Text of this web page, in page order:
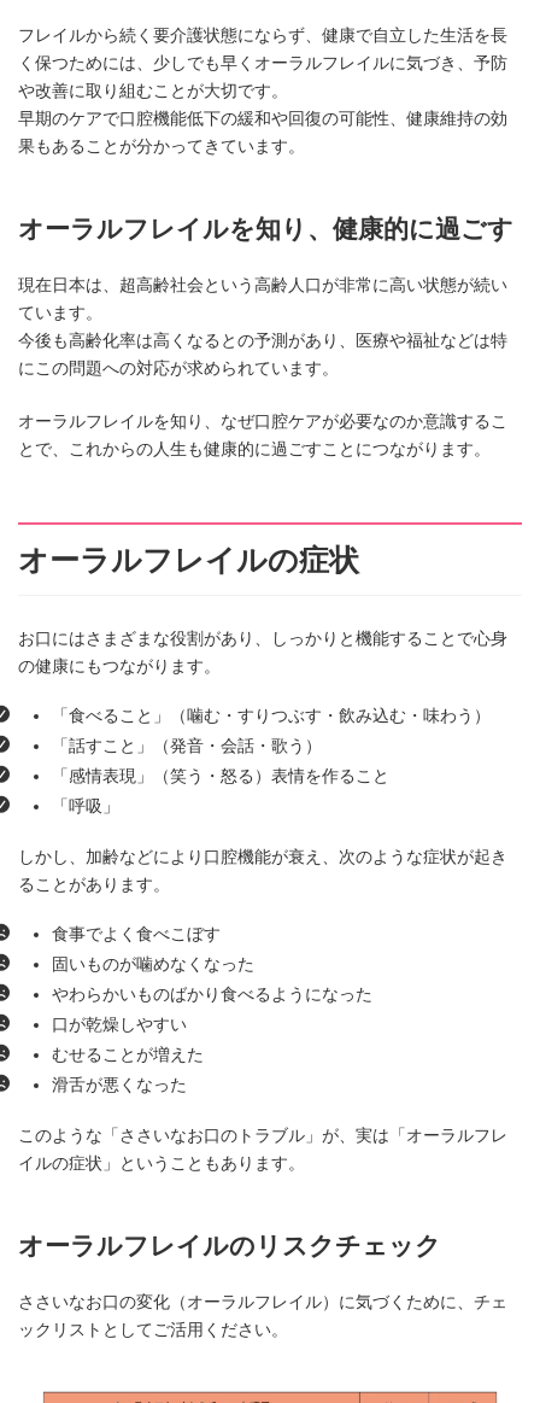
フレイルから続く要介護状態にならず、健康で自立した生活を長
く保つためには、少しでも早くオーラルフレイルに気づき、予防
や改善に取り組むことが大切です。
早期のケアで口腔機能低下の緩和や回復の可能性、健康維持の効
果もあることが分かってきています。
オーラルフレイルを知り、健康的に過ごす
現在日本は、超高齢社会という高齢人口が非常に高い状態が続い
ています。
今後も高齢化率は高くなるとの予測があり、医療や福祉などは特
にこの問題への対応が求められています。
オーラルフレイルを知り、なぜ口腔ケアが必要なのか意識するこ
とで、これからの人生も健康的に過ごすことにつながります。
オーラルフレイルの症状
お口にはさまざまな役割があり、しっかりと機能することで心身
の健康にもつながります。
「食べること」（噛む・すりつぶす・飲み込む・味わう）
「話すこと」（発音・会話・歌う）
「感情表現」（笑う・怒る）表情を作ること
「呼吸」
しかし、加齢などにより口腔機能が衰え、次のような症状が起き
ることがあります。
食事でよく食べこぼす
固いものが噛めなくなった
やわらかいものばかり食べるようになった
口が乾燥しやすい
むせることが増えた
滑舌が悪くなった
このような「ささいなお口のトラブル」が、実は「オーラルフレ
イルの症状」ということもあります。
オーラルフレイルのリスクチェック
ささいなお口の変化（オーラルフレイル）に気づくために、チェ
ックリストとしてご活用ください。